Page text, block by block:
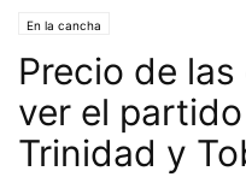
En la cancha
Precio de
ver el
Trinidad y